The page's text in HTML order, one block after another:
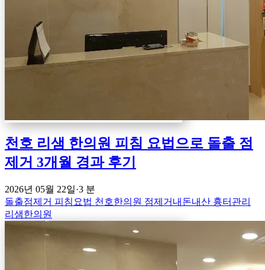
천호 리샘 한의원 피침 요법으로 돌출 점
제거 3개월 경과 후기
2026년 05월 22일·3 분
돌출점제거 피침요법 천호한의원 점제거내돈내산 흉터관리
리샘한의원